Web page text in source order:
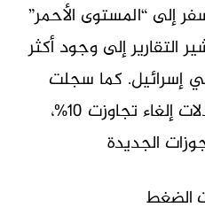
إلى “المستوى الأحمر”
التقارير إلى وجود أكثر
في إسرائيل. كما سجلت
شركات سياحة مصرية معدلات إلغاء تجاوزت 10%،
الجديدة
الضغط